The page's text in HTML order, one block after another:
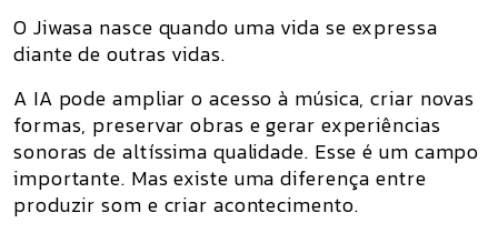
O Jiwasa nasce quando uma vida se expressa
diante de outras vidas.
A IA pode ampliar o acesso à música, criar novas
formas, preservar obras e gerar experiências
sonoras de altíssima qualidade. Esse é um campo
importante. Mas existe uma diferença entre
produzir som e criar acontecimento.